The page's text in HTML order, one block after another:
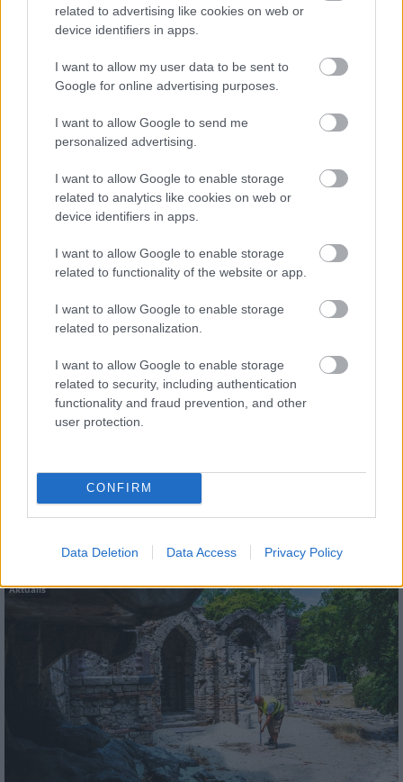
related to advertising like cookies on web or
device identifiers in apps.
I want to allow my user data to be sent to
Google for online advertising purposes.
I want to allow Google to send me
personalized advertising.
I want to allow Google to enable storage
related to analytics like cookies on web or
device identifiers in apps.
I want to allow Google to enable storage
related to functionality of the website or app.
I want to allow Google to enable storage
related to personalization.
I want to allow Google to enable storage
related to security, including authentication
functionality and fraud prevention, and other
user protection.
CONFIRM
Data Deletion Data Access Privacy Policy
vadállományt a somogyi erdőkben
Amire többmillióan vártunk: szombattól másodfokúra
csökken a riasztás
Aktuális